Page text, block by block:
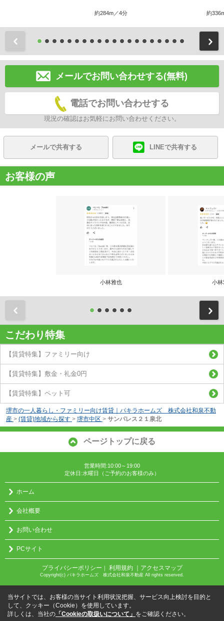
約284m／4分 約
メールでお問い合わせする(無料)
電話でお問い合わせする
現況の確認はお気軽にお問い合わせください。
メールで共有する LINEで共有する
お客様の声
小林雅也 小林
こだわり特集
【賃貸特集】ファミリー向け
【賃貸特集】敷金・礼金0円
【賃貸特集】ペット可
堺市の一人暮らし・ファミリー向け賃貸｜パキラホームズ 株式会社和泉不動
産 > (賃貸)地域から探す > 堺市中区 > サンパレス２１泉北
ページトップに戻る
営業時間:10:00～19:00
定休日:水曜日（ご予約のお客様のみ）
ホーム
会社概要
お問い合わせ
PCサイト
プライバシーポリシー 利用規約 ｜アクセスマップ
Copyright(c) パキラホームズ 株式会社和泉不動産 All rights reserved.
当サイトでは、お客様の当サイト利用状況把握、サービス向上検討を目的と
して、クッキー（Cookie）を使用しています。
詳しくは、当社の 「Cookieの取扱いについて」 をご確認ください。